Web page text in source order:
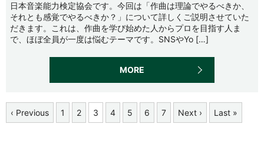
日本音楽能力検定協会です。今回は「作曲は理論でやるべきか、
それとも感覚でやるべきか？」について詳しくご説明させていた
だきます。これは、作曲を学び始めた人からプロを目指す人ま
で、ほぼ全員が一度は悩むテーマです。SNSやYo […]
MORE
‹ Previous 1 2 3 4 5 6 7 Next › Last »